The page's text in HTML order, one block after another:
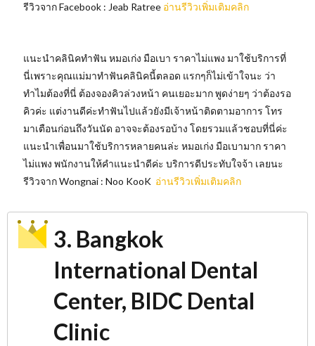
รีวิวจาก Facebook : Jeab Ratree อ่านรีวิวเพิ่มเติมคลิก
แนะนำคลินิคทำฟัน หมอเก่ง มือเบา ราคาไม่แพง มาใช้บริการที่
นี่เพราะคุณแม่มาทำฟันคลินิคนี้ตลอด แรกๆก็ไม่เข้าใจนะ ว่า
ทำไมต้องที่นี่ ต้องจองคิวล่วงหน้า คนเยอะมาก พูดง่ายๆ ว่าต้องรอ
คิวค่ะ แต่งานดีค่ะทำฟันไปแล้วยังมีเจ้าหน้าติดตามอาการ โทร
มาเตือนก่อนถึงวันนัด อาจจะต้องรอบ้าง โดยรวมแล้วชอบที่นี่ค่ะ
แนะนำเพื่อนมาใช้บริการหลายคนล่ะ หมอเก่ง มือเบามาก ราคา
ไม่แพง พนักงานให้คำแนะนำดีค่ะ บริการดีประทับใจจ้า เลยนะ
รีวิวจาก Wongnai : Noo KooK อ่านรีวิวเพิ่มเติมคลิก
3. Bangkok
International Dental
Center, BIDC Dental
Clinic